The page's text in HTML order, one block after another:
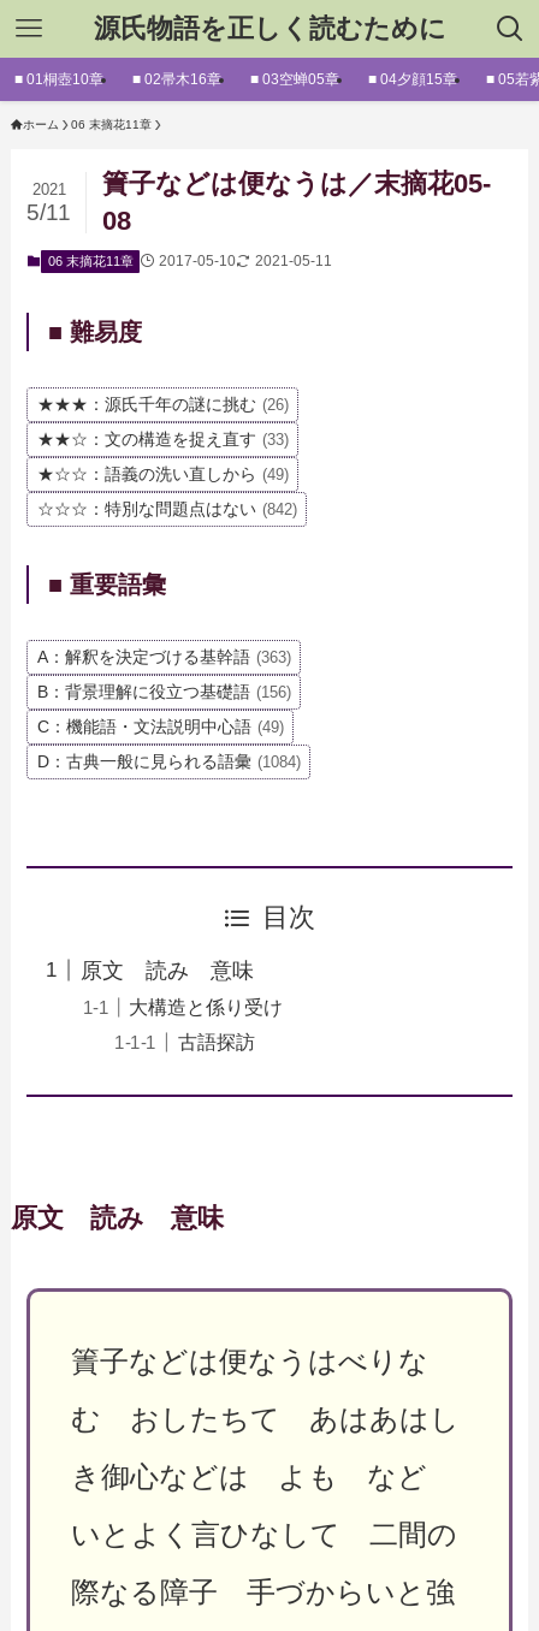
源氏物語を正しく読むために
■ 01桐壺10章 ■ 02帚木16章 ■ 03空蝉05章 ■ 04夕顔15章 ■ 05若
ホーム 06 末摘花11章
簀子などは便なうは／末摘花05-
08
2021
5/11
06 末摘花11章 2017-05-10 2021-05-11
■ 難易度
★★★：源氏千年の謎に挑む (26)
★★☆：文の構造を捉え直す (33)
★☆☆：語義の洗い直しから (49)
☆☆☆：特別な問題点はない (842)
■ 重要語彙
A：解釈を決定づける基幹語 (363)
B：背景理解に役立つ基礎語 (156)
C：機能語・文法説明中心語 (49)
D：古典一般に見られる語彙 (1084)
目次
原文 読み 意味
大構造と係り受け
古語探訪
原文 読み 意味
簀子などは便なうはべりな
む おしたちて あはあはし
き御心などは よも など
いとよく言ひなして 二間の
際なる障子 手づからいと強